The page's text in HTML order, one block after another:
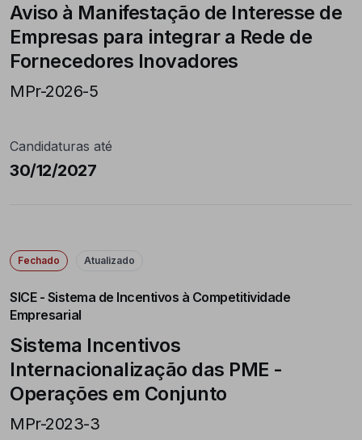
Aviso à Manifestação de Interesse de
Empresas para integrar a Rede de
Fornecedores Inovadores
MPr-2026-5
Candidaturas até
30/12/2027
Fechado Atualizado
SICE - Sistema de Incentivos à Competitividade
Empresarial
Sistema Incentivos
Internacionalização das PME -
Operações em Conjunto
MPr-2023-3